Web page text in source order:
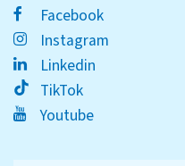
Facebook
Instagram
Linkedin
TikTok
Youtube